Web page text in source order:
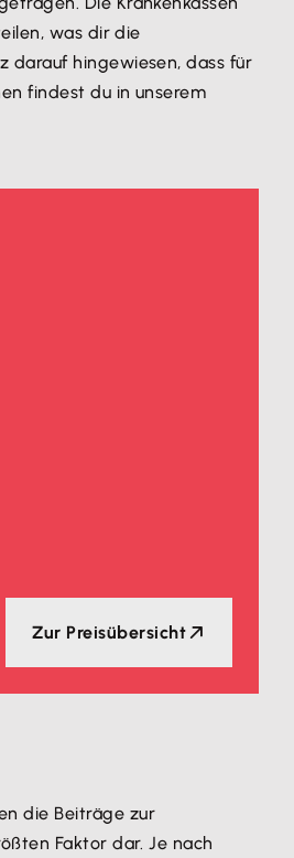
was dir die
darauf hingewiesen, dass für
findest du in unserem
Zur Preisübersicht
die Beiträge zur
Faktor dar. Je nach